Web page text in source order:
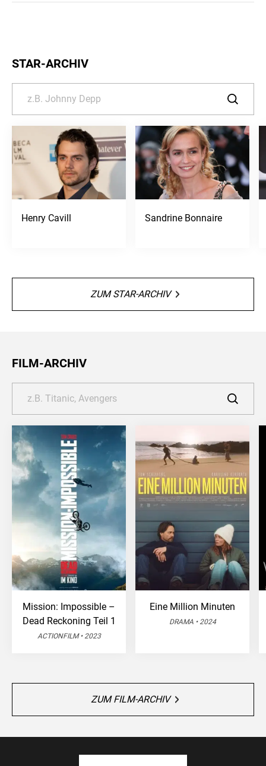
STAR-ARCHIV
Henry Cavill Sandrine Bonnaire
ZUM STAR-ARCHIV
FILM-ARCHIV
Mission: Impossible –
Dead Reckoning Teil 1
ACTIONFILM • 2023
Eine Million Minuten
DRAMA • 2024
ZUM FILM-ARCHIV